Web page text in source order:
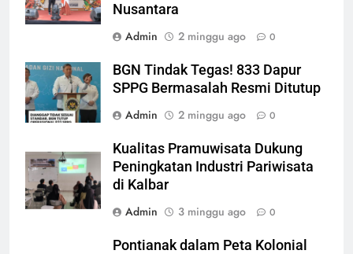
Nusantara
Admin
2 minggu ago 0
BGN Tindak Tegas! 833 Dapur
SPPG Bermasalah Resmi Ditutup
Admin
2 minggu ago 0
Kualitas Pramuwisata Dukung
Peningkatan Industri Pariwisata
di Kalbar
Admin
3 minggu ago 0
Pontianak dalam Peta Kolonial